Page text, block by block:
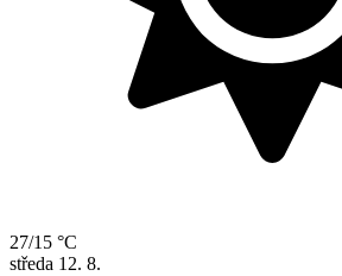
27/15 °C
středa 12. 8.